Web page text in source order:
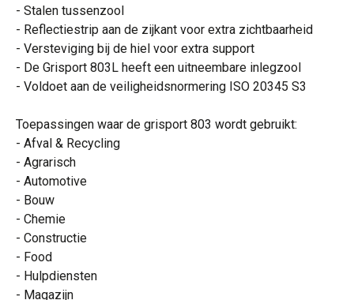
- Stalen tussenzool
- Reflectiestrip aan de zijkant voor extra zichtbaarheid
- Versteviging bij de hiel voor extra support
- De Grisport 803L heeft een uitneembare inlegzool
- Voldoet aan de veiligheidsnormering ISO 20345 S3
Toepassingen waar de grisport 803 wordt gebruikt:
- Afval & Recycling
- Agrarisch
- Automotive
- Bouw
- Chemie
- Constructie
- Food
- Hulpdiensten
- Magazijn